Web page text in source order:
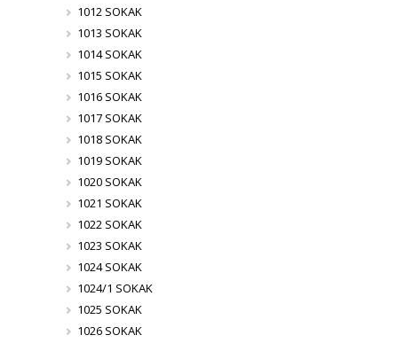
1012 SOKAK
1013 SOKAK
1014 SOKAK
1015 SOKAK
1016 SOKAK
1017 SOKAK
1018 SOKAK
1019 SOKAK
1020 SOKAK
1021 SOKAK
1022 SOKAK
1023 SOKAK
1024 SOKAK
1024/1 SOKAK
1025 SOKAK
1026 SOKAK